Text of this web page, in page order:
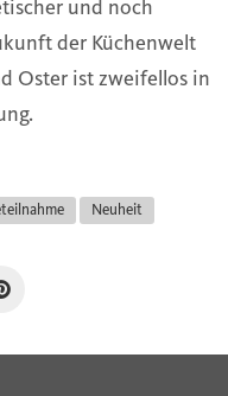
und noch
der Küchenwelt
Oster ist zweifellos in
Neuheit